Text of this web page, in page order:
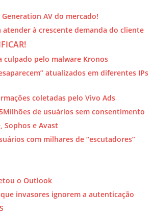
AV do mercado!
à crescente demanda do cliente
culpado pelo malware Kronos
atualizados em diferentes IPs
coletadas pelo Vivo Ads
de usuários sem consentimento
Sophos e Avast
com milhares de “escutadores”
o Outlook
invasores ignorem a autenticação